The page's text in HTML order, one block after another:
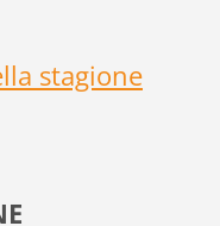
stagione